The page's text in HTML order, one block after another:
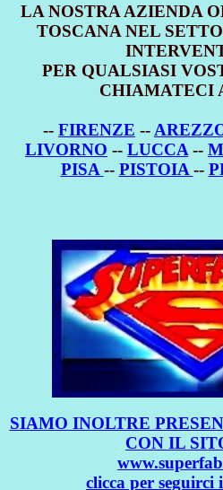
LA NOSTRA AZIENDA
TOSCANA NEL
PER QUALSIASI
CHIAMATECI
-- FIRENZE --
LIVORNO -- LUCCA --
PISA -- PISTOIA --
SIAMO INOLTRE
CON IL
clicca per